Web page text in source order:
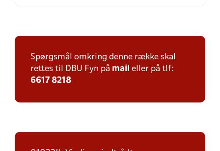
Spørgsmål omkring denne række skal
rettes til DBU Fyn på mail eller på tlf:
6617 8218